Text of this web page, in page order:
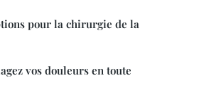
pour la chirurgie de la
vos douleurs en toute